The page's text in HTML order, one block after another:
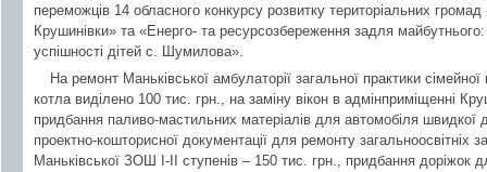
переможців 14 обласного конкурсу розвитку територіальних
Крушинівки» та «Енерго- та ресурсозбереження задля
успішності дітей с. Шумилова».
На ремонт Маньківської амбулаторії загальної практики
котла виділено 100 тис. грн., на заміну вікон в адмінприміщенні
придбання паливо-мастильних матеріалів для автомобіля швидкої
проектно-кошторисної документації для ремонту загальноосвітніх
Маньківської ЗОШ І-ІІ ступенів – 150 тис. грн., придбання доріжок